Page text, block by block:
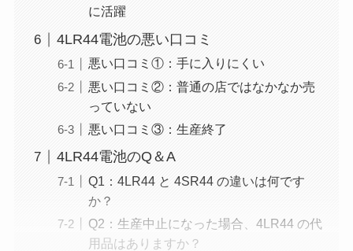
に活躍
4LR44電池の悪い口コミ
悪い口コミ①：手に入りにくい
悪い口コミ②：普通の店ではなかなか売
っていない
悪い口コミ③：生産終了
4LR44電池のQ＆A
Q1：4LR44 と 4SR44 の違いは何です
か？
Q2：生産中止になった場合、4LR44 の代
用品はありますか？